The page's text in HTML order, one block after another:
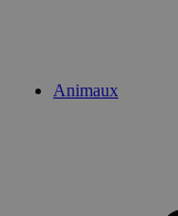
Animaux